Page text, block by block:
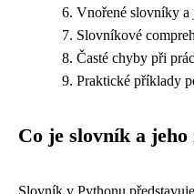
Vnořené slovníky
Slovníkové
Časté chyby při
Praktické příklady
Co je slovník a
Slovník v Pythonu